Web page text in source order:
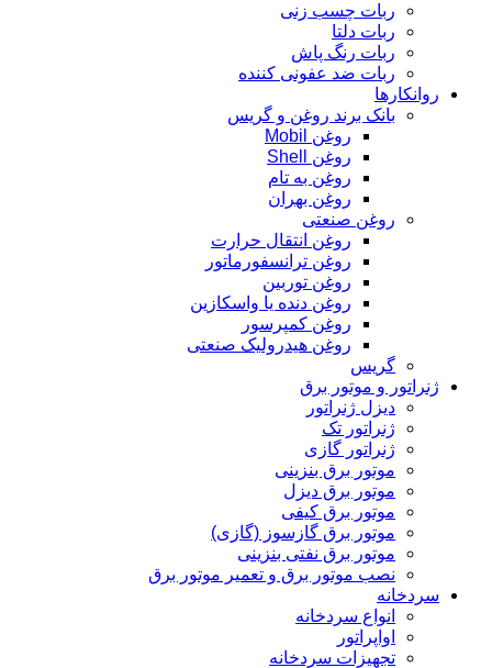
ربات چسب زنی
ربات دلتا
ربات رنگ پاش
ربات ضد عفونی کننده
روانکارها
بانک برند روغن و گریس
روغن Mobil
روغن Shell
روغن به تام
روغن بهران
روغن صنعتی
روغن انتقال حرارت
روغن ترانسفورماتور
روغن توربین
روغن دنده یا واسکازین
روغن کمپرسور
روغن هیدرولیک صنعتی
گریس
ژنراتور و موتور برق
دیزل ژنراتور
ژنراتور تک
ژنراتور گازی
موتور برق بنزینی
موتور برق دیزل
موتور برق کیفی
موتور برق گازسوز (گازی)
موتور برق نفتی بنزینی
نصب موتور برق و تعمیر موتور برق
سردخانه
انواع سردخانه
اواپراتور
تجهیزات سردخانه